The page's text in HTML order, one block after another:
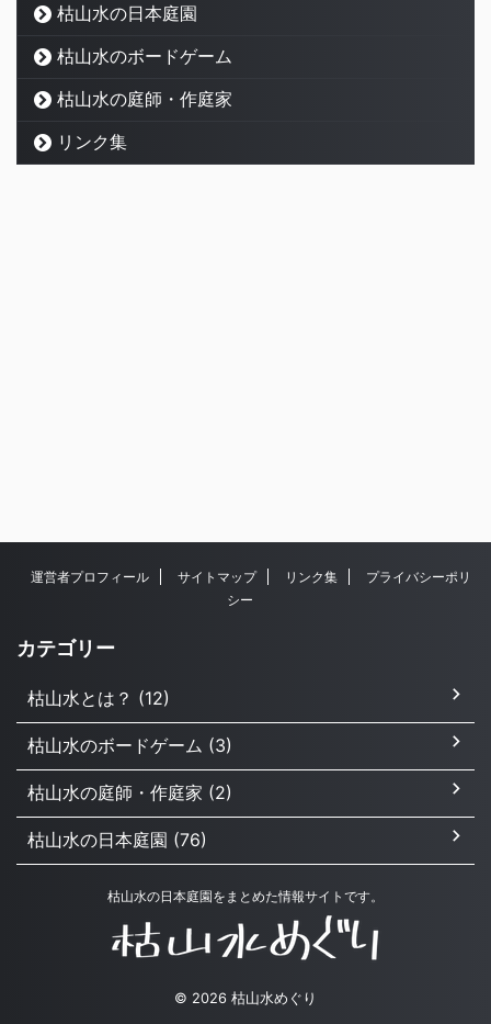
枯山水の日本庭園
枯山水のボードゲーム
枯山水の庭師・作庭家
リンク集
運営者プロフィール サイトマップ リンク集
プライバシーポリ
シー
カテゴリー
枯山水とは？ (12)
枯山水のボードゲーム (3)
枯山水の庭師・作庭家 (2)
枯山水の日本庭園 (76)
枯山水の日本庭園をまとめた情報サイトです。
© 2026 枯山水めぐり